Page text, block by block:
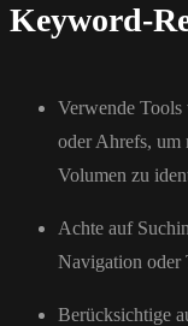
Keyword-
Verwende
oder Ahrefs, um
Volumen zu
Achte auf
Navigation oder
Berücksichtige